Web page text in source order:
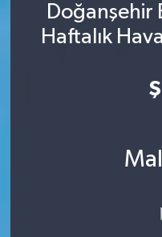
Doğanşehir
Haftalık
Süper Lig Puan